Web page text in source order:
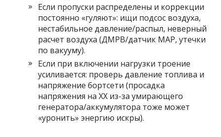
Если пропуски распределены и коррекции
постоянно «гуляют»: ищи подсос воздуха,
нестабильное давление/распыл, неверный
расчет воздуха (ДМРВ/датчик MAP, утечки
по вакууму).
Если при включении нагрузки троение
усиливается: проверь давление топлива и
напряжение бортсети (просадка
напряжения на ХХ из-за умирающего
генератора/аккумулятора тоже может
«уронить» энергию искры).